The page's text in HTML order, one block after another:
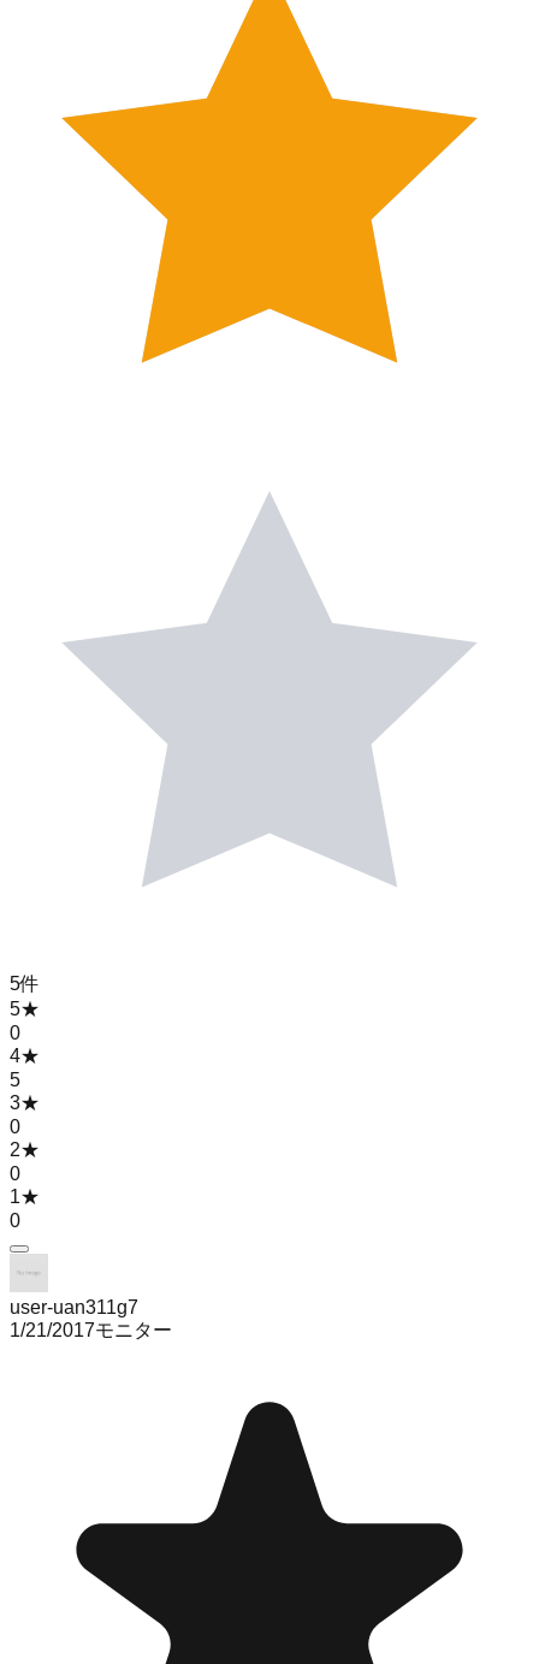
5件
5★
0
4★
5
3★
0
2★
0
1★
0
user-uan311g7
1/21/2017モニター